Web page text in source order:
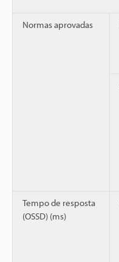
Normas aprovadas
Tempo de resposta
(OSSD) (ms)